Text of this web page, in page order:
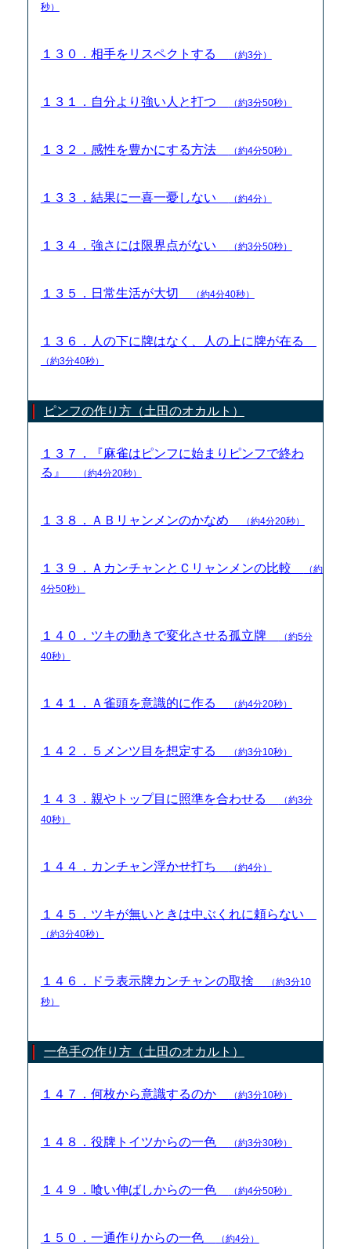
秒）
１３０．相手をリスペクトする （約3分）
１３１．自分より強い人と打つ （約3分50秒）
１３２．感性を豊かにする方法 （約4分50秒）
１３３．結果に一喜一憂しない （約4分）
１３４．強さには限界点がない （約3分50秒）
１３５．日常生活が大切 （約4分40秒）
１３６．人の下に牌はなく、人の上に牌が在る
（約3分40秒）
ピンフの作り方（土田のオカルト）
１３７．『麻雀はピンフに始まりピンフで終わ
る』
（約4分20秒）
１３８．ＡＢリャンメンのかなめ （約4分20秒）
１３９．ＡカンチャンとＣリャンメンの比較
（約
4分50秒）
１４０．ツキの動きで変化させる孤立牌
（約5分
40秒）
１４１．Ａ雀頭を意識的に作る （約4分20秒）
１４２．５メンツ目を想定する （約3分10秒）
１４３．親やトップ目に照準を合わせる
（約3分
40秒）
１４４．カンチャン浮かせ打ち （約4分）
１４５．ツキが無いときは中ぶくれに頼らない
（約3分40秒）
１４６．ドラ表示牌カンチャンの取捨
（約3分10
秒）
一色手の作り方（土田のオカルト）
１４７．何枚から意識するのか （約3分10秒）
１４８．役牌トイツからの一色 （約3分30秒）
１４９．喰い伸ばしからの一色 （約4分50秒）
１５０．一通作りからの一色 （約4分）